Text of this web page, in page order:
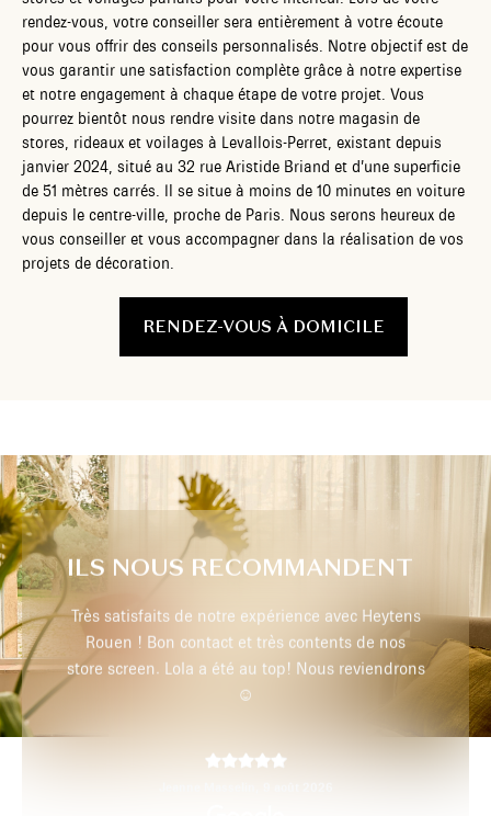
rendez-vous, votre conseiller sera entièrement à votre écoute
pour vous offrir des conseils personnalisés. Notre objectif est de
vous garantir une satisfaction complète grâce à notre expertise
et notre engagement à chaque étape de votre projet. Vous
pourrez bientôt nous rendre visite dans notre magasin de
stores, rideaux et voilages à Levallois-Perret, existant depuis
janvier 2024, situé au 32 rue Aristide Briand et d’une superficie
de 51 mètres carrés. Il se situe à moins de 10 minutes en voiture
depuis le centre-ville, proche de Paris. Nous serons heureux de
vous conseiller et vous accompagner dans la réalisation de vos
projets de décoration.
RENDEZ-VOUS À DOMICILE
ILS NOUS RECOMMANDENT
nos
Un grand choix de tissus et diverses. textures a
tous les prix pour rideaux et stores sur mesure.
Très bon accueil, ecoute, conseils, et
disponibilité. Et enfin la pose rapide et efficace.